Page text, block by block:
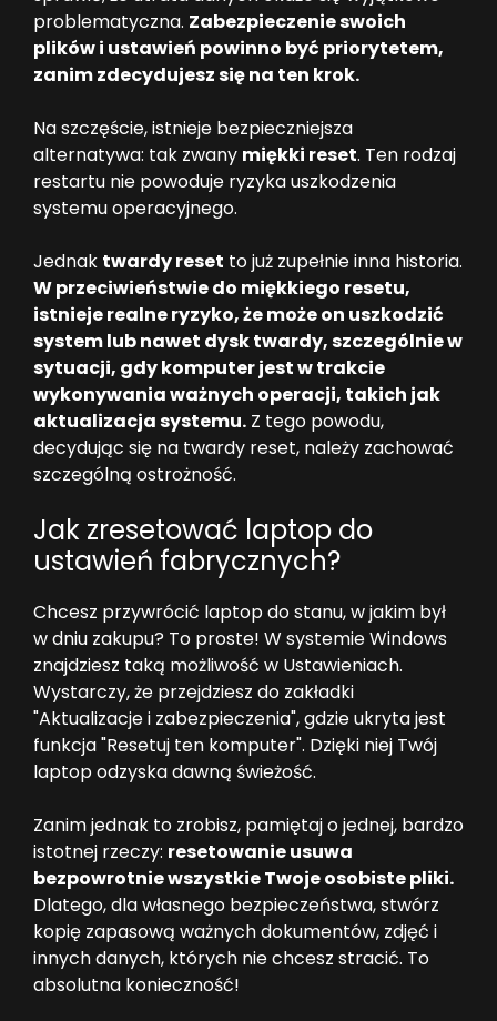
problematyczna. Zabezpieczenie swoich
plików i ustawień powinno być priorytetem,
zanim zdecydujesz się na ten krok.
Na szczęście, istnieje bezpieczniejsza
alternatywa: tak zwany miękki reset. Ten rodzaj
restartu nie powoduje ryzyka uszkodzenia
systemu operacyjnego.
Jednak twardy reset to już zupełnie inna historia.
W przeciwieństwie do miękkiego resetu,
istnieje realne ryzyko, że może on uszkodzić
system lub nawet dysk twardy, szczególnie w
sytuacji, gdy komputer jest w trakcie
wykonywania ważnych operacji, takich jak
aktualizacja systemu. Z tego powodu,
decydując się na twardy reset, należy zachować
szczególną ostrożność.
Jak zresetować laptop do
ustawień fabrycznych?
Chcesz przywrócić laptop do stanu, w jakim był
w dniu zakupu? To proste! W systemie Windows
znajdziesz taką możliwość w Ustawieniach.
Wystarczy, że przejdziesz do zakładki
"Aktualizacje i zabezpieczenia", gdzie ukryta jest
funkcja "Resetuj ten komputer". Dzięki niej Twój
laptop odzyska dawną świeżość.
Zanim jednak to zrobisz, pamiętaj o jednej, bardzo
istotnej rzeczy: resetowanie usuwa
bezpowrotnie wszystkie Twoje osobiste pliki.
Dlatego, dla własnego bezpieczeństwa, stwórz
kopię zapasową ważnych dokumentów, zdjęć i
innych danych, których nie chcesz stracić. To
absolutna konieczność!